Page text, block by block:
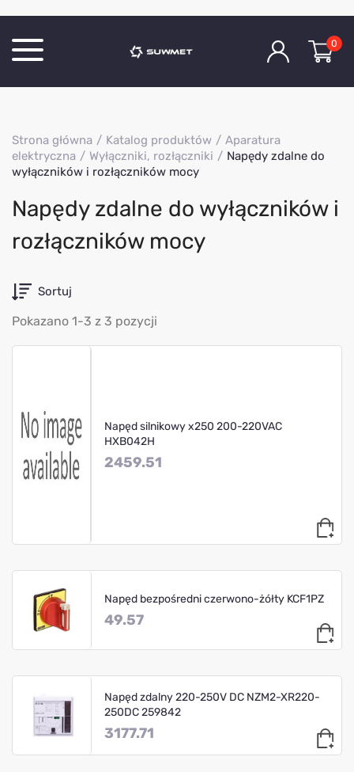
O Firmie
Aktualności
Kontakt
0
Strona główna Katalog produktów
Aparatura
elektryczna
Wyłączniki, rozłączniki
Napędy zdalne do
wyłączników i rozłączników mocy
Napędy zdalne do wyłączników i
rozłączników mocy
Sortuj
Pokazano 1-3 z 3 pozycji
Napęd silnikowy x250 200-220VAC
HXB042H
2459.51
Napęd bezpośredni czerwono-żółty KCF1PZ
49.57
Napęd zdalny 220-250V DC NZM2-XR220-
250DC 259842
3177.71